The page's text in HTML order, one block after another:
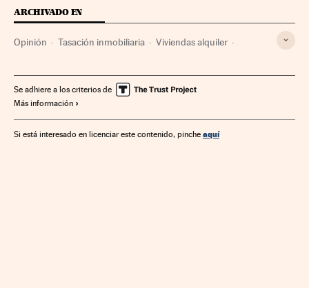
ARCHIVADO EN
Opinión Tasación inmobiliaria Viviendas alquiler
Urbanismo Economía
Se adhiere a los criterios de
Más información
Si está interesado en licenciar este contenido, pinche aquí